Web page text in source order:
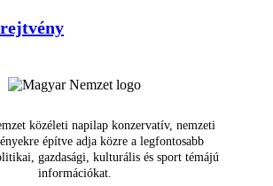
közéleti napilap konzervatív, nemzeti
építve adja közre a legfontosabb
gazdasági, kulturális és sport témájú
információkat.